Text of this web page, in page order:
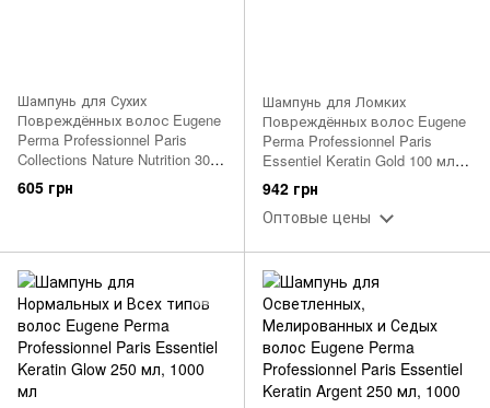
Шампунь для Сухих
Повреждённых волос Eugene
Perma Professionnel Paris
Collections Nature Nutrition 300
мл, 1000 мл
605 грн
Шампунь для Ломких
Повреждённых волос Eugene
Perma Professionnel Paris
Essentiel Keratin Gold 100 мл,
250 мл, 1000 мл
942 грн
Оптовые цены